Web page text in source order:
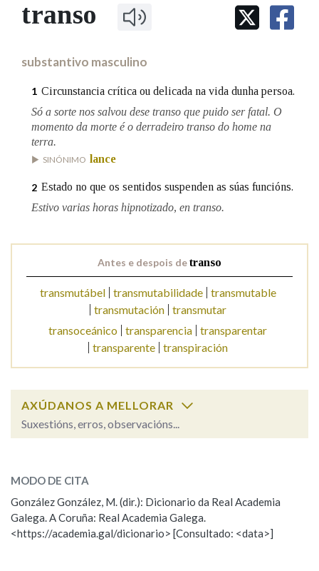
IDENTIDADE CORPORATIVA
MARCIAL DEL ADALID
FIGURAS HOMENAXEADAS
PRIMAVERA DAS LETRAS
PORTAL DAS PALABRAS
Facebook
TwitterYoutubeInstagram
Bluesky
BUSCAR NOS LEMAS
Contén
OUTRAS OPCIÓNS DE BUSCA
Pertence a
transo
substantivo masculino
1 Circunstancia crítica ou delicada na vida dunha persoa.
Só a sorte nos salvou dese transo que puido ser fatal. O
momento da morte é o derradeiro transo do home na
terra.
SINÓNIMO lance
2 Estado no que os sentidos suspenden as súas funcións.
Estivo varias horas hipnotizado, en transo.
Antes e despois detranso
transmutábel transmutabilidade
transmutable
transmutación
transmutar
transoceánico transparencia transparentar
transparente
transpiración
AXÚDANOS A MELLORAR
Suxestións, erros, observacións...
ESCOLLE UNHA OPCIÓN:
Observación Hai un erro na palabra
Propoño mellorar a definición
MODO DE CITA
González González, M. (dir.): Dicionario da Real Academia
Galega. A Coruña: Real Academia Galega.
<https://academia.gal/dicionario> [Consultado: <data>]